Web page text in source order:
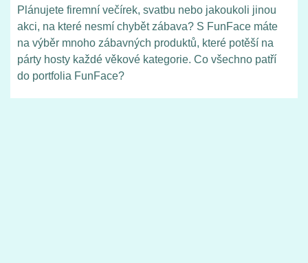
Plánujete firemní večírek, svatbu nebo jakoukoli jinou
akci, na které nesmí chybět zábava? S FunFace máte
na výběr mnoho zábavných produktů, které potěší na
párty hosty každé věkové kategorie. Co všechno patří
do portfolia FunFace?